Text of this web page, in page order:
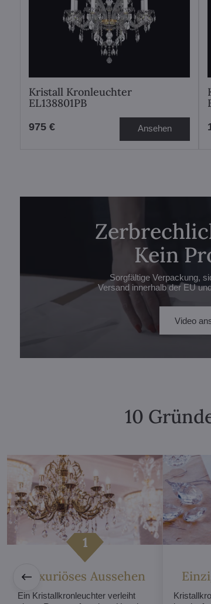
Kristall Kronleuchter
EL138801PB
975 € Ansehen
Kein
Sorgfältige Verpackung,
Versand innerhalb der EU
Video
10
Luxuriöses Aussehen
Ein Kristallkronleuchter verleiht